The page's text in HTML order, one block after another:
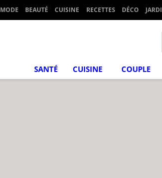
MODE BEAUTÉ CUISINE RECETTES DÉCO
SANTÉ CUISINE COUPLE